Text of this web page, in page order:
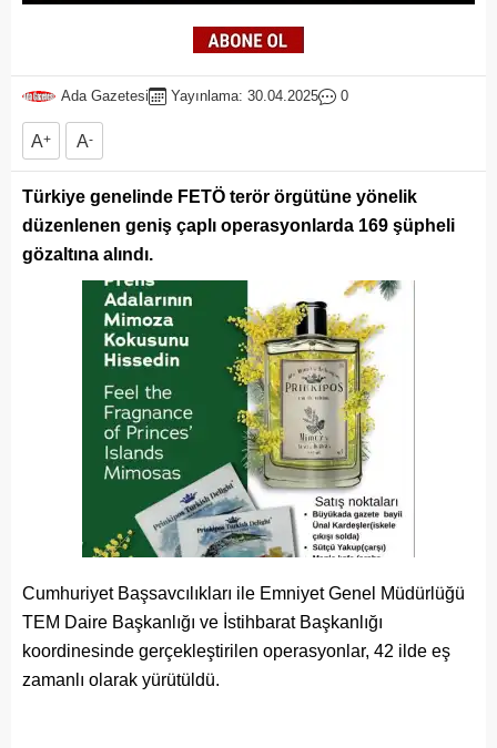
Ada Gazetesi Yayınlama: 30.04.2025 0
A+ A-
Türkiye genelinde FETÖ terör örgütüne yönelik
düzenlenen geniş çaplı operasyonlarda 169 şüpheli
gözaltına alındı.
Cumhuriyet Başsavcılıkları ile Emniyet Genel Müdürlüğü
TEM Daire Başkanlığı ve İstihbarat Başkanlığı
koordinesinde gerçekleştirilen operasyonlar, 42 ilde eş
zamanlı olarak yürütüldü.